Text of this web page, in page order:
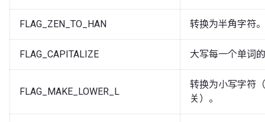
FLAG_ZEN_TO_HAN 转换为半角字符。
FLAG_CAPITALIZE 大写每一个单词
FLAG_MAKE_LOWER_L
转换为小写字符
关）。